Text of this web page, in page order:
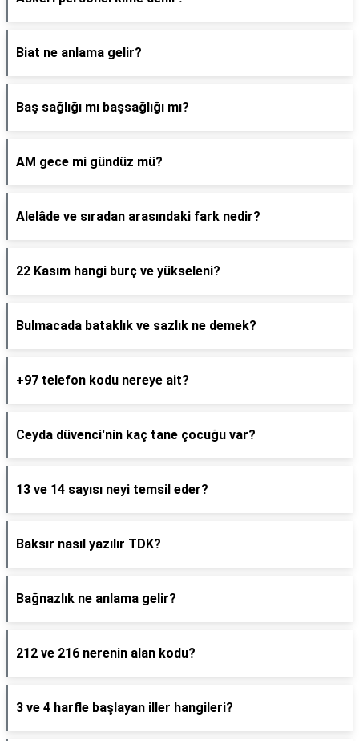
Biat ne anlama gelir?
Baş sağlığı mı başsağlığı mı?
AM gece mi gündüz mü?
Alelâde ve sıradan arasındaki fark nedir?
22 Kasım hangi burç ve yükseleni?
Bulmacada bataklık ve sazlık ne demek?
+97 telefon kodu nereye ait?
Ceyda düvenci'nin kaç tane çocuğu var?
13 ve 14 sayısı neyi temsil eder?
Baksır nasıl yazılır TDK?
Bağnazlık ne anlama gelir?
212 ve 216 nerenin alan kodu?
3 ve 4 harfle başlayan iller hangileri?